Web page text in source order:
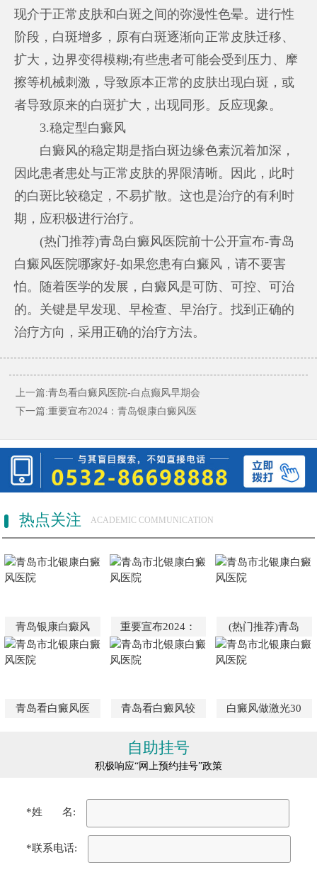
现介于正常皮肤和白斑之间的弥漫性色晕。进行性
阶段，白斑增多，原有白斑逐渐向正常皮肤迁移、
扩大，边界变得模糊;有些患者可能会受到压力、摩
擦等机械刺激，导致原本正常的皮肤出现白斑，或
者导致原来的白斑扩大，出现同形。反应现象。
3.稳定型白癜风
白癜风的稳定期是指白斑边缘色素沉着加深，
因此患者患处与正常皮肤的界限清晰。因此，此时
的白斑比较稳定，不易扩散。这也是治疗的有利时
期，应积极进行治疗。
(热门推荐)青岛白癜风医院前十公开宣布-青岛
白癜风医院哪家好-如果您患有白癜风，请不要害
怕。随着医学的发展，白癜风是可防、可控、可治
的。关键是早发现、早检查、早治疗。找到正确的
治疗方向，采用正确的治疗方法。
上一篇:青岛看白癜风医院-白点癫风早期会
下一篇:重要宣布2024：青岛银康白癜风医
热点关注 ACADEMIC COMMUNICATION
青岛银康白癜风 重要宣布2024： (热门推荐)青岛
青岛看白癜风医 青岛看白癜风较 白癜风做激光30
自助挂号
积极响应“网上预约挂号”政策
*姓 名:
*联系电话: